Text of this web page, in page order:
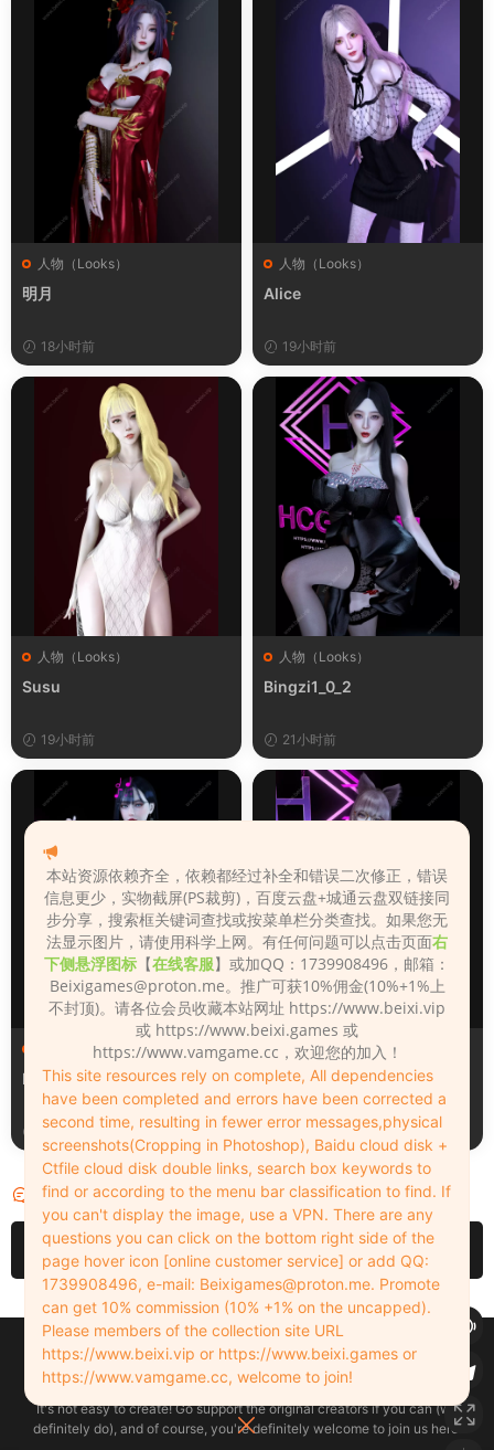
人物（Looks）
明月
18小时前
人物（Looks）
Alice
19小时前
人物（Looks）
Susu
19小时前
人物（Looks）
Bingzi1_0_2
21小时前
人物（Looks）
Monica_2_2_2
21小时前
人物（Looks）
Lizhen2025
2天前
评论 0
请先登录
Copyleft © 2022-2026 beixi.vip - All Rights Freedom！
创作不易！有能力的同学可以去支持一下原创作者（我们绝对支持），当然
了，您加入这里我们也绝对欢迎！
It's not easy to create! Go support the original creators if you can (we
definitely do), and of course, you're definitely welcome to join us here!
本站资源依赖齐全，依赖都经过补全和错误二次修正，错误
信息更少，实物截屏(PS裁剪)，百度云盘+城通云盘双链接同
步分享，搜索框关键词查找或按菜单栏分类查找。如果您无
法显示图片，请使用科学上网。有任何问题可以点击页面右
下侧悬浮图标 【在线客服】或加QQ：1739908496，邮箱：
Beixigames@proton.me。推广可获10%佣金(10%+1%上
不封顶)。请各位会员收藏本站网址 https://www.beixi.vip
或 https://www.beixi.games 或
https://www.vamgame.cc，欢迎您的加入！
This site resources rely on complete, All dependencies
have been completed and errors have been corrected a
second time, resulting in fewer error messages,physical
screenshots(Cropping in Photoshop), Baidu cloud disk +
Ctfile cloud disk double links, search box keywords to
find or according to the menu bar classification to find. If
you can't display the image, use a VPN. There are any
questions you can click on the bottom right side of the
page hover icon [online customer service] or add QQ:
1739908496, e-mail: Beixigames@proton.me. Promote
can get 10% commission (10% +1% on the uncapped).
Please members of the collection site URL
https://www.beixi.vip or https://www.beixi.games or
https://www.vamgame.cc, welcome to join!